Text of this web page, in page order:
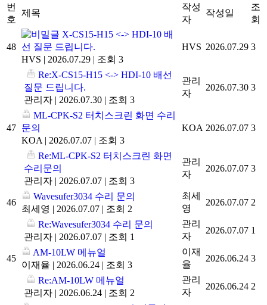
번
호
제목
작성
자
작성일
조
회
48
X-CS15-H15 <-> HDI-10 배
선 질문 드립니다.
HVS | 2026.07.29 | 조회 3
HVS 2026.07.29 3
Re:X-CS15-H15 <-> HDI-10 배선
질문 드립니다.
관리자 | 2026.07.30 | 조회 3
관리
자
2026.07.30 3
47
ML-CPK-S2 터치스크린 화면 수리
문의
KOA | 2026.07.07 | 조회 3
KOA 2026.07.07 3
Re:ML-CPK-S2 터치스크린 화면
수리문의
관리자 | 2026.07.07 | 조회 3
관리
자
2026.07.07 3
46
Wavesufer3034 수리 문의
최세영 | 2026.07.07 | 조회 2
최세
영
2026.07.07 2
Re:Wavesufer3034 수리 문의
관리자 | 2026.07.07 | 조회 1
관리
자
2026.07.07 1
45
AM-10LW 메뉴얼
이재율 | 2026.06.24 | 조회 3
이재
율
2026.06.24 3
Re:AM-10LW 메뉴얼
관리자 | 2026.06.24 | 조회 2
관리
자
2026.06.24 2